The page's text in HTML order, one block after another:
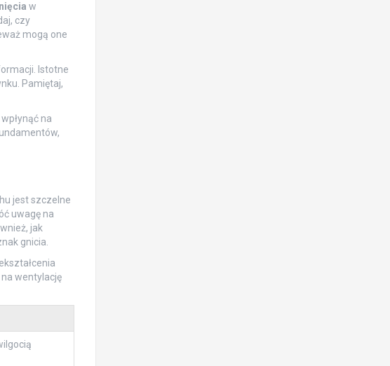
w
czy
mogą one
Istotne
Pamiętaj,
na
jest szczelne
uwagę na
jak
gnicia.
wentylację